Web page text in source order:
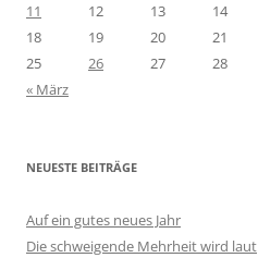
11
12 13 14
18
19 20 21
25
26 27 28
« März
NEUESTE BEITRÄGE
Auf ein gutes neues Jahr
Die schweigende Mehrheit wird laut